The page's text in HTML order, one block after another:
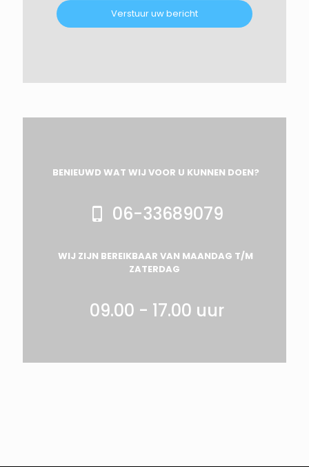
BENIEUWD WAT WIJ VOOR U KUNNEN DOEN?
06-33689079
WIJ ZIJN BEREIKBAAR VAN MAANDAG T/M
ZATERDAG
09.00 - 17.00 uur